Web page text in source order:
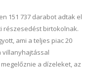
151 737 darabot adtak el
részesedést birtokolnak.
ami a teljes piac 20
villanyhajtással
a dízeleket, az